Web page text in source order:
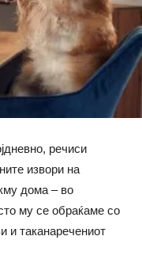
речиси
извори на
дома – во
му се обраќаме со
и таканаречениот